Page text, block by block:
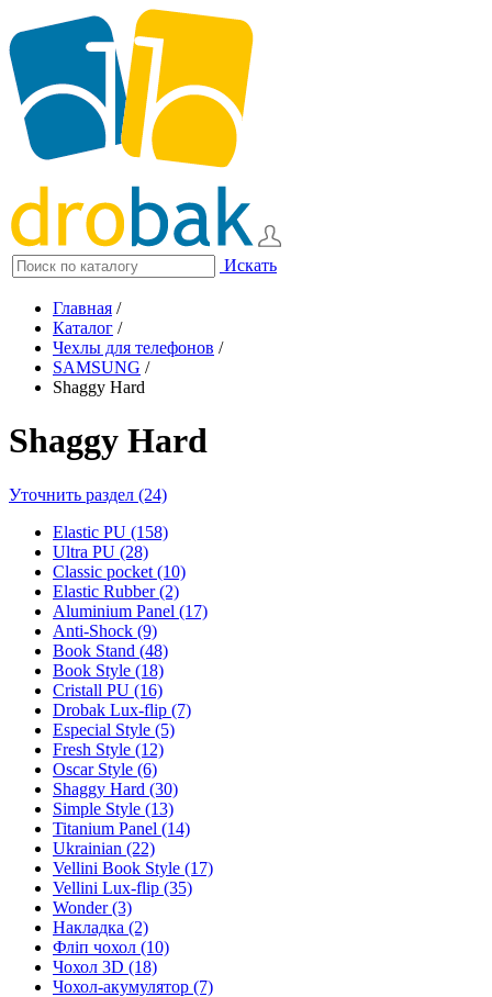
Искать
Главная /
Каталог /
Чехлы для телефонов /
SAMSUNG /
Shaggy Hard
Shaggy Hard
Уточнить раздел (24)
Elastic PU (158)
Ultra PU (28)
Classic pocket (10)
Elastic Rubber (2)
Aluminium Panel (17)
Anti-Shock (9)
Book Stand (48)
Book Style (18)
Cristall PU (16)
Drobak Lux-flip (7)
Especial Style (5)
Fresh Style (12)
Oscar Style (6)
Shaggy Hard (30)
Simple Style (13)
Titanium Panel (14)
Ukrainian (22)
Vellini Book Style (17)
Vellini Lux-flip (35)
Wonder (3)
Накладка (2)
Фліп чохол (10)
Чохол 3D (18)
Чохол-акумулятор (7)